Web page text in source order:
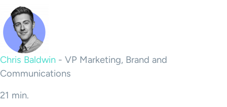
Chris Baldwin - VP Marketing, Brand and
Communications
21 min.